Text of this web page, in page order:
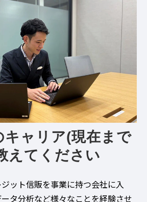
キャリア(現在まで
えてください
ット信販を事業に持つ会社に入
タ分析など様々なことを経験させ